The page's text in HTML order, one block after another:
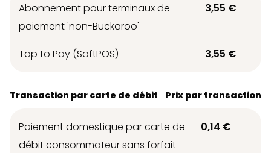
Abonnement pour terminaux de
paiement 'non-Buckaroo'
3,55 €
Tap to Pay (SoftPOS) 3,55 €
Transaction par carte de débit Prix par transaction
Paiement domestique par carte de
débit consommateur sans forfait
0,14 €